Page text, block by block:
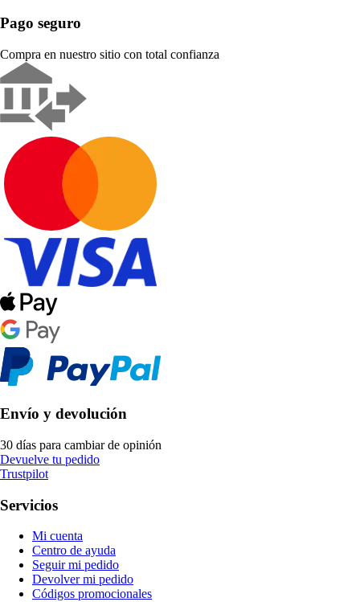
Pago seguro
Compra en nuestro sitio con total confianza
Envío y devolución
30 días para cambiar de opinión
Devuelve tu pedido
Trustpilot
Servicios
Mi cuenta
Centro de ayuda
Seguir mi pedido
Devolver mi pedido
Códigos promocionales